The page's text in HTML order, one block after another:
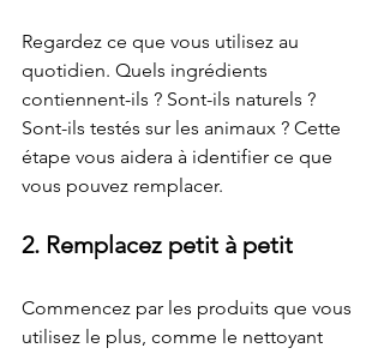
Regardez ce que vous utilisez au
quotidien. Quels ingrédients
contiennent-ils ? Sont-ils naturels ?
Sont-ils testés sur les animaux ? Cette
étape vous aidera à identifier ce que
vous pouvez remplacer.
2. Remplacez petit à petit
Commencez par les produits que vous
utilisez le plus, comme le nettoyant